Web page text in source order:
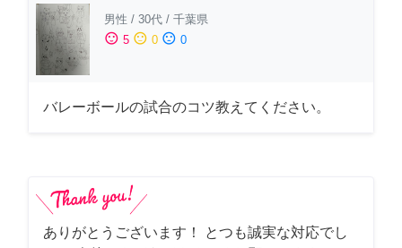
男性 / 30代 / 千葉県
sentiment_satisfied 5 sentiment_neutral 0 sentiment_dissatisfied 0
バレーボールの試合のコツ教えてください。
ありがとうございます！ とつも誠実な対応でし